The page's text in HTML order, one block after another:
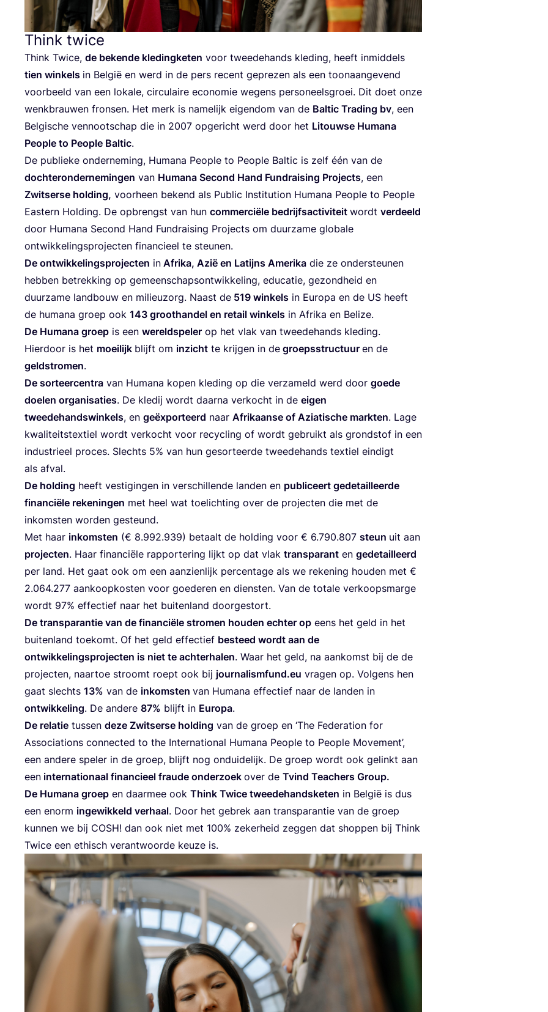
Think twice
Think Twi­ce, de beken­de kle­ding­ke­ten voor twee­de­hands kle­ding, heeft inmid­dels
tien win­kels in Bel­gië en werd in de pers recent gepre­zen als een toon­aan­ge­vend
voor­beeld van een loka­le, cir­cu­lai­re eco­no­mie wegens per­so­neels­groei. Dit doet onze
wenk­brau­wen fron­sen. Het merk is name­lijk eigen­dom van de Bal­tic Tra­ding bv, een
Bel­gi­sche ven­noot­schap die in 2007 opge­richt werd door het Litouw­se Huma­na
Peo­p­le to Peo­p­le Bal­tic.
De publie­ke onder­ne­ming, Huma­na Peo­p­le to Peo­p­le Bal­tic is zelf één van de
doch­ter­on­der­ne­min­gen van Huma­na Second Hand Fund­rai­sing Pro­jects, een
Zwit­ser­se hol­ding, voor­heen bekend als Public Insti­tu­ti­on Huma­na Peo­p­le to Peo­p­le
Eas­tern Hol­ding. De opbrengst van hun com­mer­ci­ë­le bedrijfs­ac­ti­vi­teit wordt ver­deeld
door Huma­na Second Hand Fund­rai­sing Pro­jects om duur­za­me glo­ba­le
ont­wik­ke­lings­pro­jec­ten finan­ci­eel te steunen.
De ont­wik­ke­lings­pro­jec­ten in Afri­ka, Azië en Latijns Ame­ri­ka die ze onder­steu­nen
heb­ben betrek­king op gemeen­schaps­ont­wik­ke­ling, edu­ca­tie, gezond­heid en
duur­za­me land­bouw en mili­eu­zorg. Naast de 519 win­kels in Euro­pa en de US heeft
de huma­na groep ook 143 groot­han­del en retail win­kels in Afri­ka en Belize.
De Huma­na groep is een wereld­spe­ler op het vlak van twee­de­hands kle­ding.
Hier­door is het moei­lijk blijft om inzicht te krij­gen in de groeps­struc­tuur en de
geld­stro­men.
De sor­teer­cen­tra van Huma­na kopen kle­ding op die ver­za­meld werd door goe­de
doe­len orga­ni­sa­ties. De kle­dij wordt daar­na ver­kocht in de eigen
twee­de­hands­win­kels, en geëx­por­teerd naar Afri­kaan­se of Azi­a­ti­sche mark­ten. Lage
kwa­li­teitst­ex­tiel wordt ver­kocht voor recy­cling of wordt gebruikt als grond­stof in een
indu­stri­eel pro­ces. Slechts 5% van hun gesor­teer­de twee­de­hands tex­tiel ein­digt
als afval.
De hol­ding heeft ves­ti­gin­gen in ver­schil­len­de lan­den en publi­ceert gede­tail­leer­de
finan­ci­ë­le reke­nin­gen met heel wat toe­lich­ting over de pro­jec­ten die met de
inkom­sten wor­den gesteund.
Met haar inkom­sten (€ 8.992.939) betaalt de hol­ding voor € 6.790.807 steun uit aan
pro­jec­ten. Haar finan­ci­ë­le rap­por­te­ring lijkt op dat vlak trans­pa­rant en gede­tail­leerd
per land. Het gaat ook om een aan­zien­lijk per­cen­ta­ge als we reke­ning hou­den met €
2.064.277 aan­koop­kos­ten voor goe­de­ren en dien­sten. Van de tota­le ver­koop­smar­ge
wordt 97% effec­tief naar het bui­ten­land doorgestort.
De trans­pa­ran­tie van de finan­ci­ë­le stro­men hou­den ech­ter op eens het geld in het
bui­ten­land toe­komt. Of het geld effec­tief besteed wordt aan de
ont­wik­ke­lings­pro­jec­ten is niet te ach­ter­ha­len. Waar het geld, na aan­komst bij de de
pro­jec­ten, naar­toe stroomt roept ook bij jour​na​lis​m​fund​.eu vra­gen op. Vol­gens hen
gaat slechts 13% van de inkom­sten van Huma­na effec­tief naar de lan­den in
ont­wik­ke­ling. De ande­re 87% blijft in Euro­pa.
De rela­tie tus­sen deze Zwit­ser­se hol­ding van de groep en ‘The Fede­ra­ti­on for
Asso­ci­a­ti­ons con­nec­ted to the Inter­na­ti­o­nal Huma­na Peo­p­le to Peo­p­le Move­ment’,
een ande­re spe­ler in de groep, blijft nog ondui­de­lijk. De groep wordt ook gel­inkt aan
een inter­na­ti­o­naal finan­ci­eel frau­de onder­zoek over de Tvind Tea­chers Group.
De Huma­na groep en daar­mee ook Think Twi­ce twee­de­hands­ke­ten in Bel­gië is dus
een enorm inge­wik­keld ver­haal. Door het gebrek aan trans­pa­ran­tie van de groep
kun­nen we bij COSH! dan ook niet met 100% zeker­heid zeg­gen dat shop­pen bij Think
Twi­ce een ethisch ver­ant­woor­de keu­ze is.